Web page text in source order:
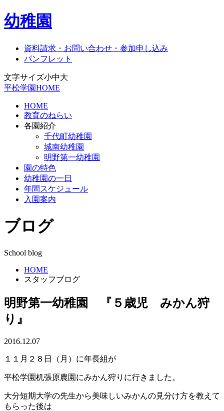
幼稚園
資料請求・お問い合わせ・参加申し込み
パンフレット
文字サイズ小中大
平松学園HOME
HOME
教育のねらい
各園紹介
千代町幼稚園
城南幼稚園
明野第一幼稚園
園の特色
幼稚園の一日
年間スケジュール
入園案内
ブログ
School blog
HOME
スタッフブログ
明野第一幼稚園 『５歳児 みかん狩
り』
2016.12.07
１１月２８日（月）に年長組が
平松学園机張原農園にみかん狩りに行きました。
大分短期大学の先生から美味しいみかんの見分け方を教えて
もらった後は